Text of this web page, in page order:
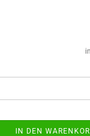
IN DEN